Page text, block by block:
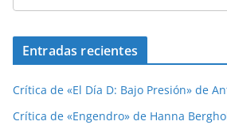
Entradas recientes
Crítica de «El Día D: Bajo Presión» de
Crítica de «Engendro» de Hanna